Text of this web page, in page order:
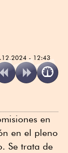
- 12:43
en
en el pleno
Se trata de